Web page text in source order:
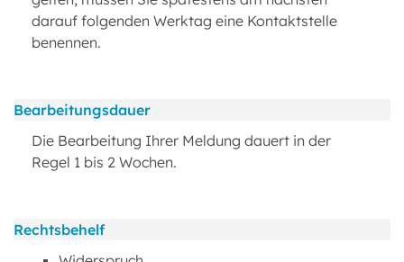
darauf folgenden Werktag eine Kontaktstelle
benennen.
Bearbeitungsdauer
Die Bearbeitung Ihrer Meldung dauert in der
Regel 1 bis 2 Wochen.
Rechtsbehelf